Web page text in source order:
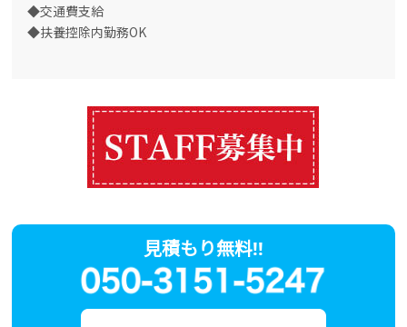
◆交通費支給
◆扶養控除内勤務OK
見積もり無料!!